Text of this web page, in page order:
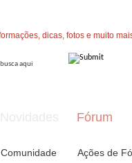
Fórum
Comunidade Ações de